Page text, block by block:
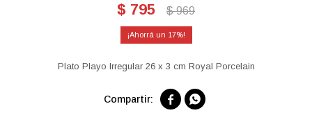
$ 795 $ 969
17
Plato Playo Irregular 26 x 3 cm Royal Porcelain
 